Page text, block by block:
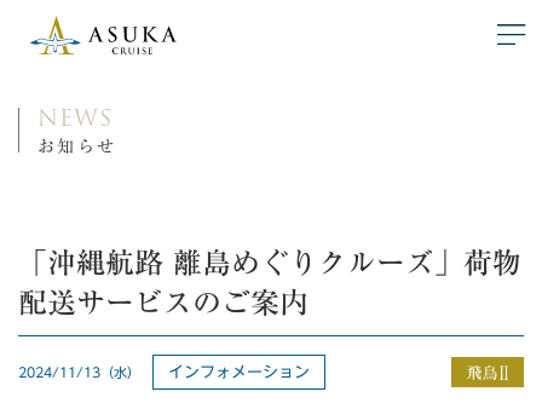
NEWS
お知らせ
「沖縄航路 離島めぐりクルーズ」荷物
配送サービスのご案内
2024/11/13（水） インフォメーション